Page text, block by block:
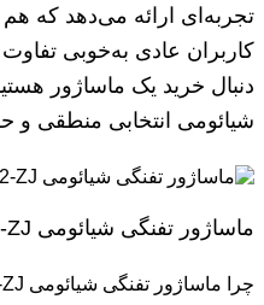
تجربه‌ای ارائه می‌دهد که
کاربران عادی به‌خوبی
دنبال خرید یک ماساژور
شیائومی انتخابی منطقی
ماساژور تفنگی شیائومی Xiaomi Massage Gun MJJMQ02-ZJ
چرا ماساژور تفنگی شیائومی MJJMQ02-ZJ انتخاب درستی است؟